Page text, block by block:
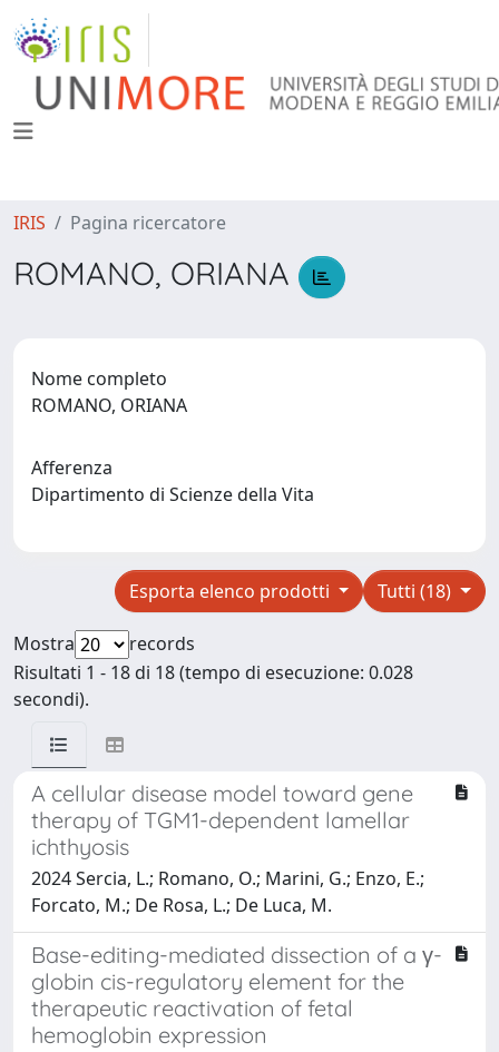
IRIS Pagina ricercatore
ROMANO, ORIANA
Nome completo
ROMANO, ORIANA
Afferenza
Dipartimento di Scienze della Vita
Tutti (18)
Esporta elenco prodotti
Mostra
records
Risultati 1 - 18 di 18 (tempo di esecuzione: 0.028
secondi).
A cellular disease model toward gene
therapy of TGM1-dependent lamellar
ichthyosis
2024 Sercia, L.; Romano, O.; Marini, G.; Enzo, E.;
Forcato, M.; De Rosa, L.; De Luca, M.
Base-editing-mediated dissection of a γ-
globin cis-regulatory element for the
therapeutic reactivation of fetal
hemoglobin expression